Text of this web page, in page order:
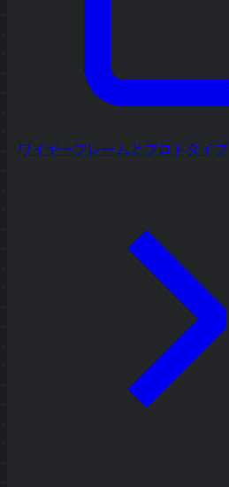
ワイヤーフレームとプロトタイプ